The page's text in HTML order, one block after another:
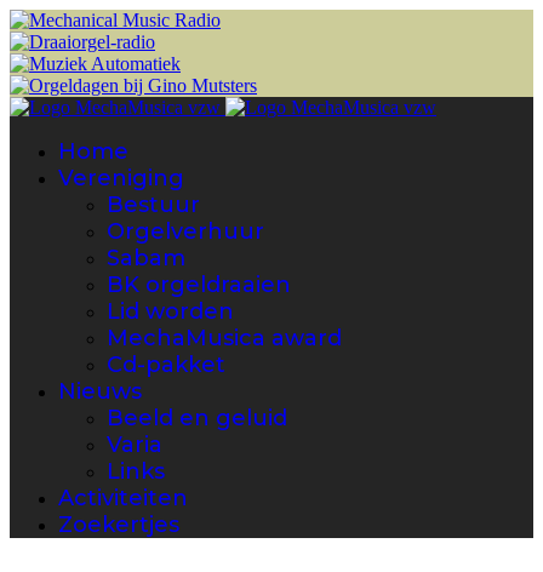
Home
Vereniging
Bestuur
Orgelverhuur
Sabam
BK orgeldraaien
Lid worden
MechaMusica award
Cd-pakket
Nieuws
Beeld en geluid
Varia
Links
Activiteiten
Zoekertjes